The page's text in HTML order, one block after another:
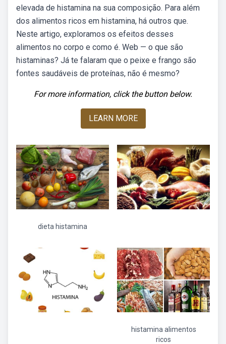
elevada de histamina na sua composição. Para além
dos alimentos ricos em histamina, há outros que.
Neste artigo, exploramos os efeitos desses
alimentos no corpo e como é. Web — o que são
histaminas? Já te falaram que o peixe e frango são
fontes saudáveis de proteínas, não é mesmo?
For more information, click the button below.
LEARN MORE
dieta histamina
histamina alimentos
ricos